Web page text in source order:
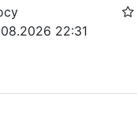
22:31